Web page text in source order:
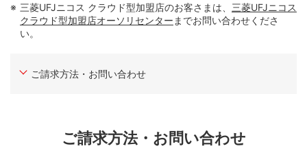
三菱UFJニコス クラウド型加盟店のお客さまは、 三菱UFJニコス
クラウド型加盟店オーソリセンター までお問い合わせくださ
い。
ご請求方法・お問い合わせ
ご請求方法・お問い合わせ